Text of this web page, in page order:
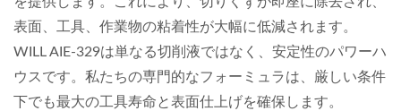
表面、工具、作業物の粘着性が大幅に低減されます。
WILL AIE-329は単なる切削液ではなく、安定性のパワーハ
ウスです。私たちの専門的なフォーミュラは、厳しい条件
下でも最大の工具寿命と表面仕上げを確保します。